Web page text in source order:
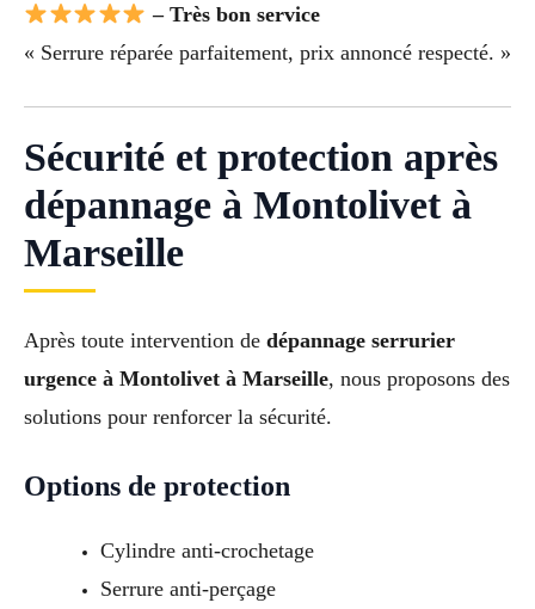
– Très bon service
« Serrure réparée parfaitement, prix annoncé respecté. »
Sécurité et protection après
dépannage à Montolivet à
Marseille
Après toute intervention de dépannage serrurier
urgence à Montolivet à Marseille, nous proposons des
solutions pour renforcer la sécurité.
Options de protection
Cylindre anti-crochetage
Serrure anti-perçage